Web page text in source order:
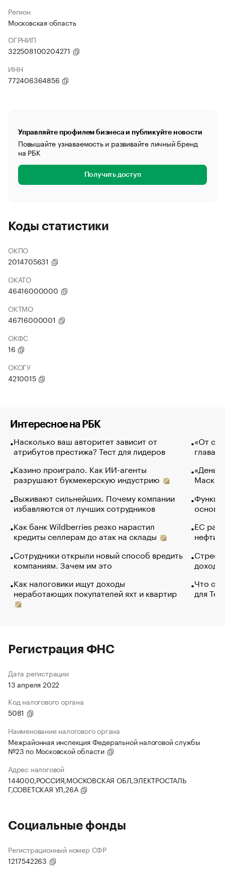
Регион
Московская область
ОГРНИП
322508100204271
ИНН
772406364856
Управляйте профилем бизнеса и публикуйте новости
Повышайте узнаваемость и развивайте личный бренд
на РБК
Получить доступ
Коды статистики
ОКПО
2014705631
ОКАТО
46416000000
ОКТМО
46716000001
ОКФС
16
ОКОГУ
4210015
Интересное на РБК
Насколько ваш авторитет зависит от
атрибутов престижа? Тест для лидеров
Казино проиграло. Как ИИ-агенты
разрушают букмекерскую индустрию
Выживают сильнейших. Почему компании
избавляются от лучших сотрудников
Как банк Wildberries резко нарастил
кредиты селлерам до атак на склады
Сотрудники открыли новый способ вредить
компаниям. Зачем им это
Как налоговики ищут доходы
неработающих покупателей яхт и квартир
«От
глава
Маск в
основ
ЕС
нефти
Что
для
Регистрация ФНС
Дата регистрации
13 апреля 2022
Код налогового органа
5081
Наименование налогового органа
Межрайонная инспекция Федеральной налоговой службы
№23 по Московской области
Адрес налоговой
144000,РОССИЯ,МОСКОВСКАЯ ОБЛ,ЭЛЕКТРОСТАЛЬ
Г,СОВЕТСКАЯ УЛ,26А
Социальные фонды
Регистрационный номер СФР
1217542263